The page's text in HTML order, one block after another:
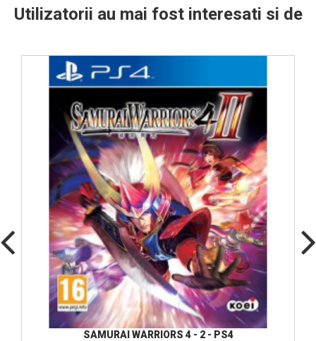
Utilizatorii au mai fost interesati si de
SAMURAI WARRIORS 4 - 2 - PS4